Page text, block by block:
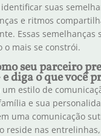
suas
e ritmos
Essas semelhanças
o mais se constrói.
seu parceiro
diga o que você
um estilo de
e sua
uma comunicação
reside nas